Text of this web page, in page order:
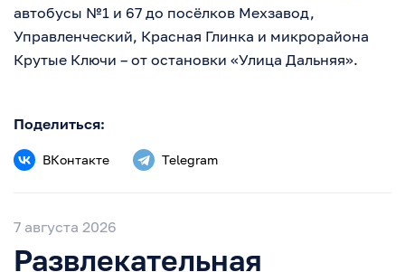
автобусы №1 и 67 до посёлков Мехзавод,
Управленческий, Красная Глинка и микрорайона
Крутые Ключи – от остановки «Улица Дальняя».
Поделиться:
ВКонтакте Telegram
7 августа 2026
Развлекательная